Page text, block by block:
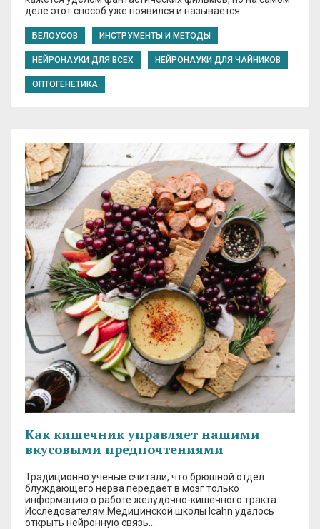
деле этот способ уже появился и называется…
БЕЛОУСОВ ИНСТРУМЕНТЫ И МЕТОДЫ
НЕЙРОНАУКИ ДЛЯ ВСЕХ НЕЙРОНАУКИ ДЛЯ ЧАЙНИКОВ
ОПТОГЕНЕТИКА
Как кишечник управляет нашими
вкусовыми предпочтениями
Традиционно ученые считали, что брюшной отдел
блуждающего нерва передает в мозг только
информацию о работе желудочно-кишечного тракта.
Исследователям Медицинской школы Icahn удалось
открыть нейронную связь…